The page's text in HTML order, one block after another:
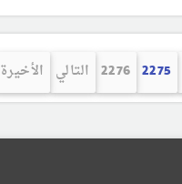
2275
2276 التالي الأخيرة